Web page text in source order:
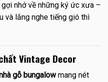
nhớ về những ký ức xưa –
và lắng nghe tiếng gió thì
Vintage Decor
gỗ bungalowmang nét